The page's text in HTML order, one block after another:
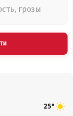
грозы
25°